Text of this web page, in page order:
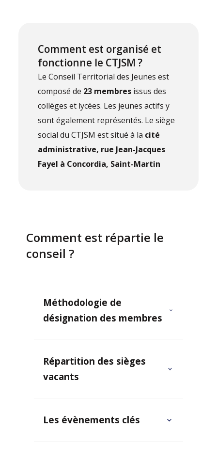
Comment est organisé et
fonctionne le CTJSM ?
Le Conseil Territorial des Jeunes est
composé de 23 membres issus des
collèges et lycées. Les jeunes actifs y
sont également représentés. Le siège
social du CTJSM est situé à la cité
administrative, rue Jean-Jacques
Fayel à Concordia, Saint-Martin
Comment est répartie le
conseil ?
Méthodologie de
désignation des membres
Répartition des sièges
vacants
Les évènements clés